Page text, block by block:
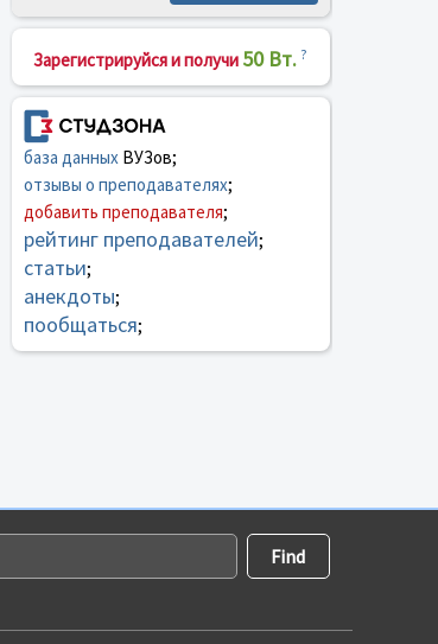
Зарегистрируйся и получи 50 Вт. ?
база данныхВУЗов;
отзывы о преподавателях;
добавить преподавателя;
рейтинг преподавателей;
статьи;
анекдоты;
пообщаться;